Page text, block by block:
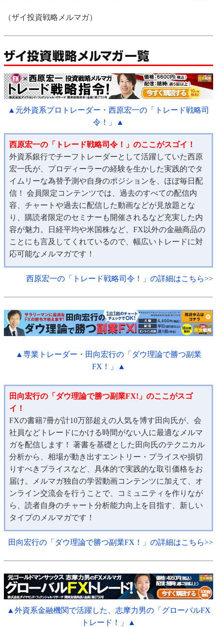
（ザイ投資戦略メルマガ）
▲元外資系プロトレーダー・西原宏一の「トレード戦略司
令！」▲
西原宏一の「トレード戦略司令！」のここがスゴイ！
外資系銀行でチーフトレーダーとして活躍していた西原
宏一氏が、プロディーラーの経験を生かした実践的でタ
イムリーな為替予測や自身のポジションを、ほぼ毎日配
信！ 会員限定コンテンツでは、過去のすべての配信内
容、チャートや過去に配信した動画などが見放題とな
り、購読者限定のセミナーも開催されるなど充実した内
容が魅力。日経平均や米国株など、FX以外の金融商品の
ことにも言及してくれているので、幅広いトレードに対
応可能なメルマガです！
西原宏一の「トレード戦略司令！」の詳細はこちら>>
▲専業トレーダー・田向宏行の「ダウ理論で勝つ副業
FX！」▲
田向宏行の「ダウ理論で勝つ副業FX!」のここがスゴ
イ！
FXの書籍7冊が計10万部超えの人気を博す田向氏が、会
社員などトレードにかける時間がない人に最適なメルマ
ガを配信します！ 著書を基礎とした田向氏のテクニカル
分析から、相場が動き出すエントリー・プライスや損切
りすべきプライスなど、具体的で実践的な取引価格をお
届け。メルマガ独自の学習動画コンテンツに加えて、オ
ンライン交流会を行うことで、コミュニティを作りなが
ら、読者自身のチャート分析能力向上を目指す、新しい
タイプのメルマガです！
田向宏行の「ダウ理論で勝つ副業FX！」の詳細はこちら>>
▲外資系金融機関で活躍した、志摩力男の「グローバルFX
トレード！」▲